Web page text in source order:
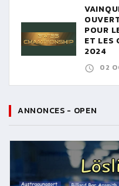
POUR
ET LES
2024
02
ANNONCES - OPEN